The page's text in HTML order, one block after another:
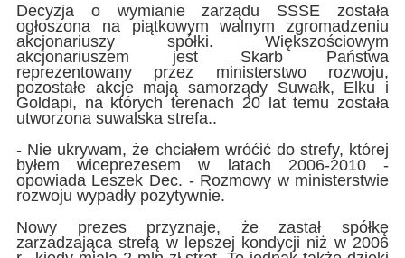
Decyzja o wymianie zarządu SSSE została
ogłoszona na piątkowym walnym zgromadzeniu
akcjonariuszy spółki. Większościowym
akcjonariuszem jest Skarb Państwa
reprezentowany przez ministerstwo rozwoju,
pozostałe akcje mają samorządy Suwałk, Elku i
Goldapi, na których terenach 20 lat temu została
utworzona suwalska strefa..
- Nie ukrywam, że chciałem wróćić do strefy, której
byłem wiceprezesem w latach 2006-2010 -
opowiada Leszek Dec. - Rozmowy w ministerstwie
rozwoju wypadły pozytywnie.
Nowy prezes przyznaje, że zastał spółkę
zarzadzająca strefą w lepszej kondycji niż w 2006